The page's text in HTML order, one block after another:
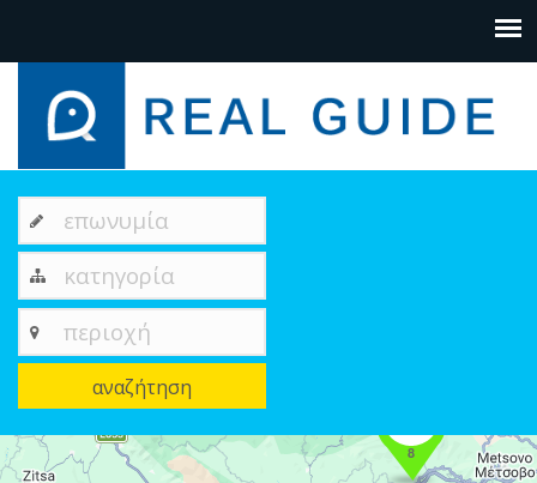
επωνυμία
κατηγορία
περιοχή
αναζήτηση
8
+